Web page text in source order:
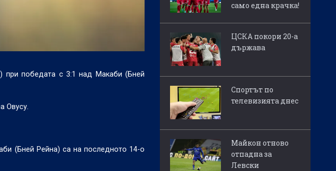
при победата с 3:1 над Макаби (Бней
Овусу.
(Бней Рейна) са на последното 14-о
само една крачка!
ЦСКА покори 20-а
държава
Спортът по
телевизията днес
Майкон отново
отпадна за
Левски